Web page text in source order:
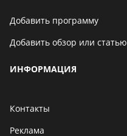
Добавить программу
Добавить обзор или статью
ИНФОРМАЦИЯ
Контакты
Реклама